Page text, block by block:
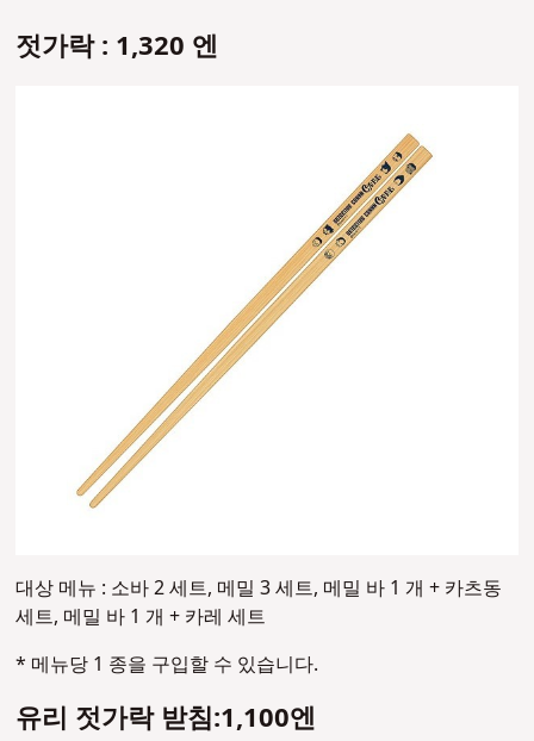
젓가락 : 1,320 엔
대상 메뉴 : 소바 2 세트, 메밀 3 세트, 메밀 바 1 개 + 카츠동
세트, 메밀 바 1 개 + 카레 세트
* 메뉴당 1 종을 구입할 수 있습니다.
유리 젓가락 받침:1,100엔